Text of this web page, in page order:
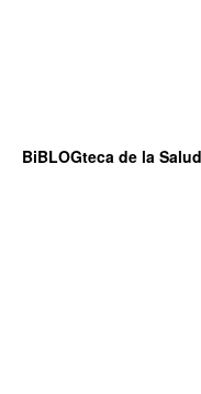
BiBLOGteca de la Salud